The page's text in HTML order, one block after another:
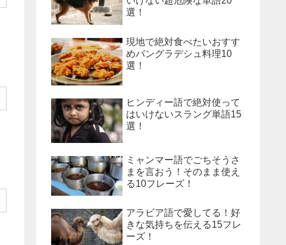
選！
現地で絶対食べたいおすす
めバングラデシュ料理10
選！
ヒンディー語で絶対使って
はいけないスラング単語15
選！
ミャンマー語でごちそうさ
まを言おう！そのまま使え
る10フレーズ！
アラビア語で愛してる！好
きな気持ちを伝える15フレ
ーズ！